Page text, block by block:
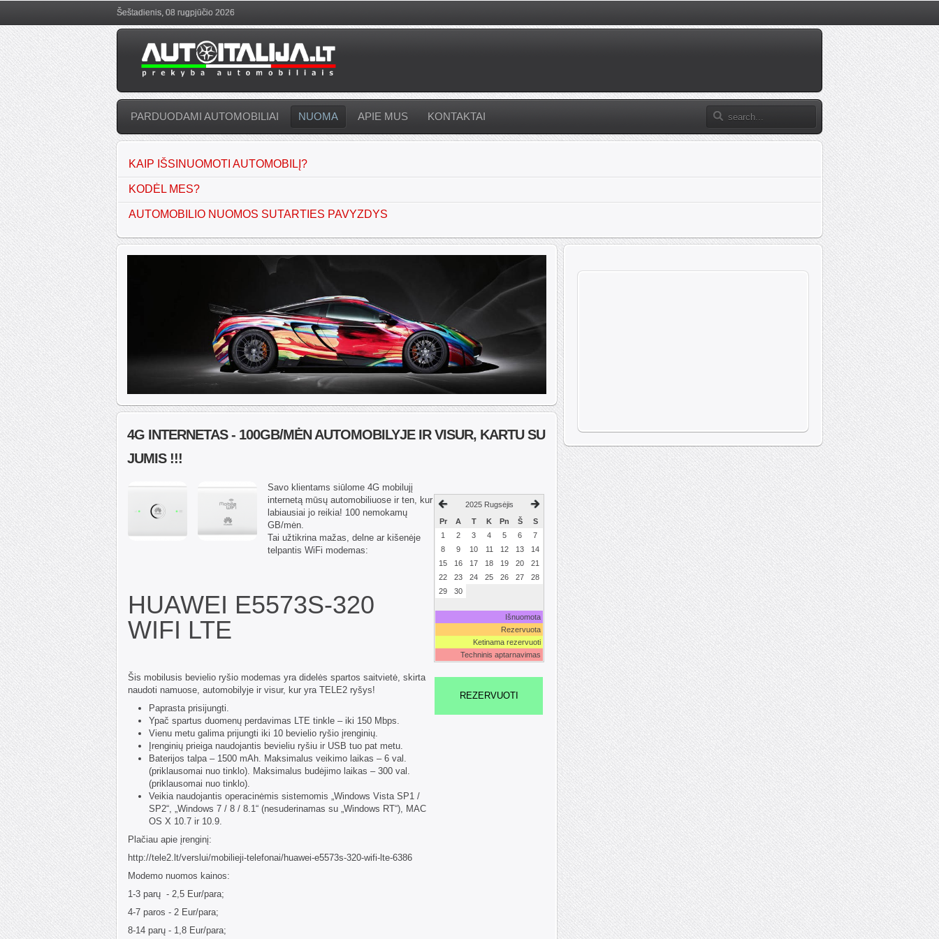
Šeštadienis, 08 rugpjūčio 2026
PARDUODAMI AUTOMOBILIAI NUOMA APIE MUS KONTAKTAI
KAIP IŠSINUOMOTI AUTOMOBILĮ?
KODĖL MES?
AUTOMOBILIO NUOMOS SUTARTIES PAVYZDYS
4G INTERNETAS - 100GB/MĖN AUTOMOBILYJE IR VISUR, KARTU SU
JUMIS !!!
Savo klientams siūlome 4G mobilujį
internetą mūsų automobiliuose ir ten, kur
labiausiai jo reikia! 100 nemokamų
GB/mėn.
Tai užtikrina mažas, delne ar kišenėje
telpantis WiFi modemas:
HUAWEI E5573S-320
WIFI LTE
Šis mobilusis bevielio ryšio modemas yra didelės spartos saitvietė, skirta
naudoti namuose, automobilyje ir visur, kur yra TELE2 ryšys!
Paprasta prisijungti.
Ypač spartus duomenų perdavimas LTE tinkle – iki 150 Mbps.
Vienu metu galima prijungti iki 10 bevielio ryšio įrenginių.
Įrenginių prieiga naudojantis bevieliu ryšiu ir USB tuo pat metu.
Baterijos talpa – 1500 mAh. Maksimalus veikimo laikas – 6 val.
(priklausomai nuo tinklo). Maksimalus budėjimo laikas – 300 val.
(priklausomai nuo tinklo).
Veikia naudojantis operacinėmis sistemomis „Windows Vista SP1 /
SP2“, „Windows 7 / 8 / 8.1“ (nesuderinamas su „Windows RT“), MAC
OS X 10.7 ir 10.9.
Plačiau apie įrenginį:
http://tele2.lt/verslui/mobilieji-telefonai/huawei-e5573s-320-wifi-lte-6386
Modemo nuomos kainos:
1-3 parų - 2,5 Eur/para;
4-7 paros - 2 Eur/para;
8-14 parų - 1,8 Eur/para;
2025 Rugsėjis
Pr
A T K Pn Š
S
1
2 3 4 5 6
7
8
9 10 11 12 13
14
15
16 17 18 19 20
21
22
23 24 25 26 27
28
29
30
Išnuomota
Rezervuota
Ketinama rezervuoti
Techninis aptarnavimas
REZERVUOTI